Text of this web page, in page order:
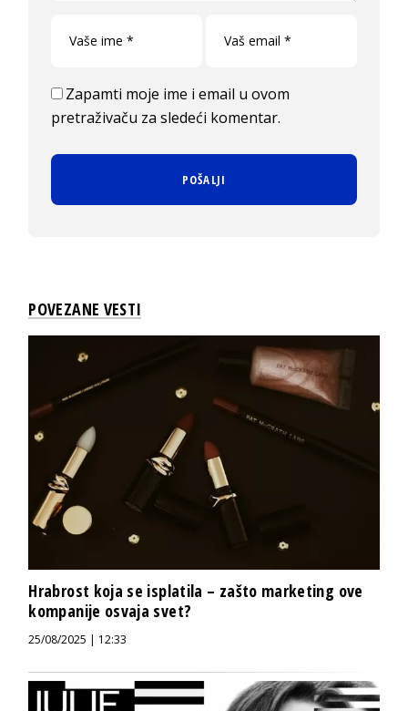
Zapamti moje ime i email u ovom
pretraživaču za sledeći komentar.
POVEZANE VESTI
Hrabrost koja se isplatila – zašto marketing ove
kompanije osvaja svet?
25/08/2025 | 12:33